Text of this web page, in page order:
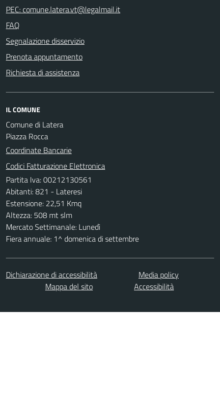
PEC: comune.latera.vt@legalmail.it
FAQ
Segnalazione disservizio
Prenota appuntamento
Richiesta di assistenza
IL COMUNE
Comune di Latera
Piazza Rocca
Coordinate Bancarie
Codici Fatturazione Elettronica
Partita Iva: 00212130561
Abitanti: 821 - Lateresi
Estensione: 22,51 Kmq
Altezza: 508 mt slm
Mercato Settimanale: Lunedì
Fiera annuale: 1^ domenica di settembre
Dichiarazione di accessibilità
Media policy
Mappa del sito
Accessibilità